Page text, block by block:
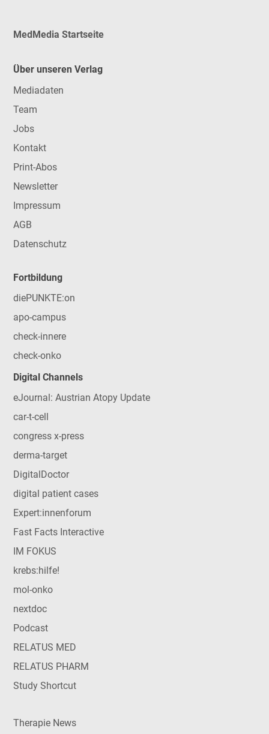
MedMedia Startseite
Über unseren Verlag
Mediadaten
Team
Jobs
Kontakt
Print-Abos
Newsletter
Impressum
AGB
Datenschutz
Fortbildung
diePUNKTE:on
apo-campus
check-innere
check-onko
Digital Channels
eJournal: Austrian Atopy Update
car-t-cell
congress x-press
derma-target
DigitalDoctor
digital patient cases
Expert:innenforum
Fast Facts Interactive
IM FOKUS
krebs:hilfe!
mol-onko
nextdoc
Podcast
RELATUS MED
RELATUS PHARM
Study Shortcut
Therapie News